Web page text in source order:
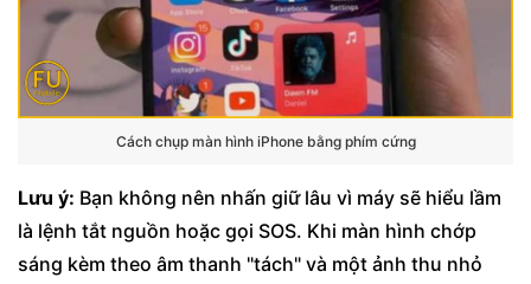
Cách chụp màn hình iPhone bằng phím cứng
Lưu ý: Bạn không nên nhấn giữ lâu vì máy sẽ hiểu lầm
là lệnh tắt nguồn hoặc gọi SOS. Khi màn hình chớp
sáng kèm theo âm thanh "tách" và một ảnh thu nhỏ